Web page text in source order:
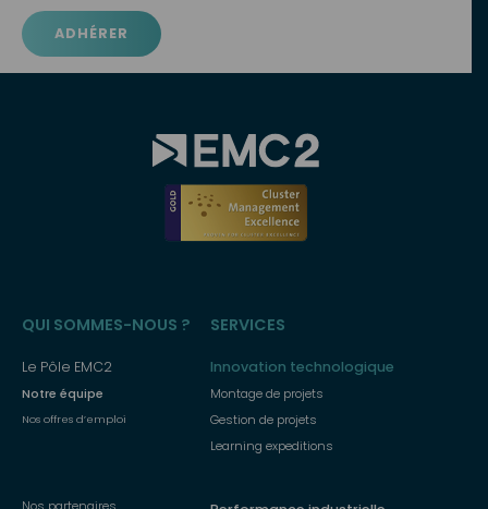
ADHÉRER
principal
QUI SOMMES-NOUS ?
Le Pôle EMC2
Notre équipe
Nos offres d’emploi
SERVICES
Innovation technologique
Montage de projets
Gestion de projets
Learning expeditions